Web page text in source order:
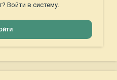
Войти в систему.